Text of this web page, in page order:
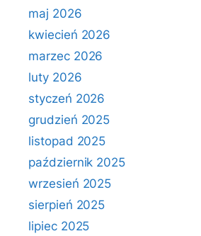
maj 2026
kwiecień 2026
marzec 2026
luty 2026
styczeń 2026
grudzień 2025
listopad 2025
październik 2025
wrzesień 2025
sierpień 2025
lipiec 2025